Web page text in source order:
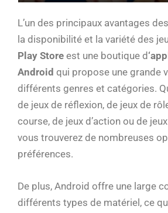
on
L’un des principaux avantages
la disponibilité et la variété des
Play Store est une boutique d
Android qui propose une grande
différents genres et catégories.
de jeux de réflexion, de jeux de
course, de jeux d’action ou de
vous trouverez de nombreuses
préférences.
De plus, Android offre une large
différents types de matériel, ce